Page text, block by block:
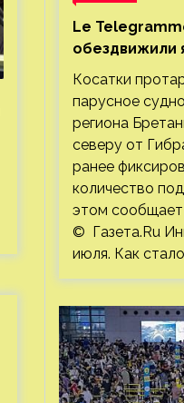
Le
обездвижили
от
Косатки
парусное
региона
северу от
ранее
количество
этом сообщает
© Газета.Ru
июля. Как